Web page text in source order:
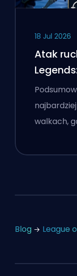
18 Jul 2026
Atak
walkach,
Blog League